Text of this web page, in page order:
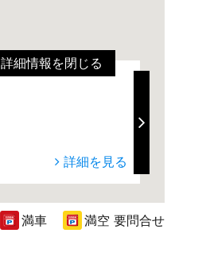
詳細情報を閉じる
詳細を見る
満車 満空 要問合せ